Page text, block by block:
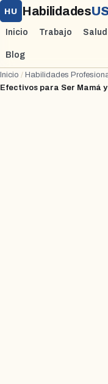
HU Habilidades
Inicio Trabajo Salud
Blog
Inicio / Habilidades
Efectivos para Ser Mamá